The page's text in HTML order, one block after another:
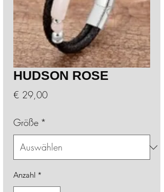
HUDSON ROSE
€ 29,00Preis
Größe *
Anzahl *